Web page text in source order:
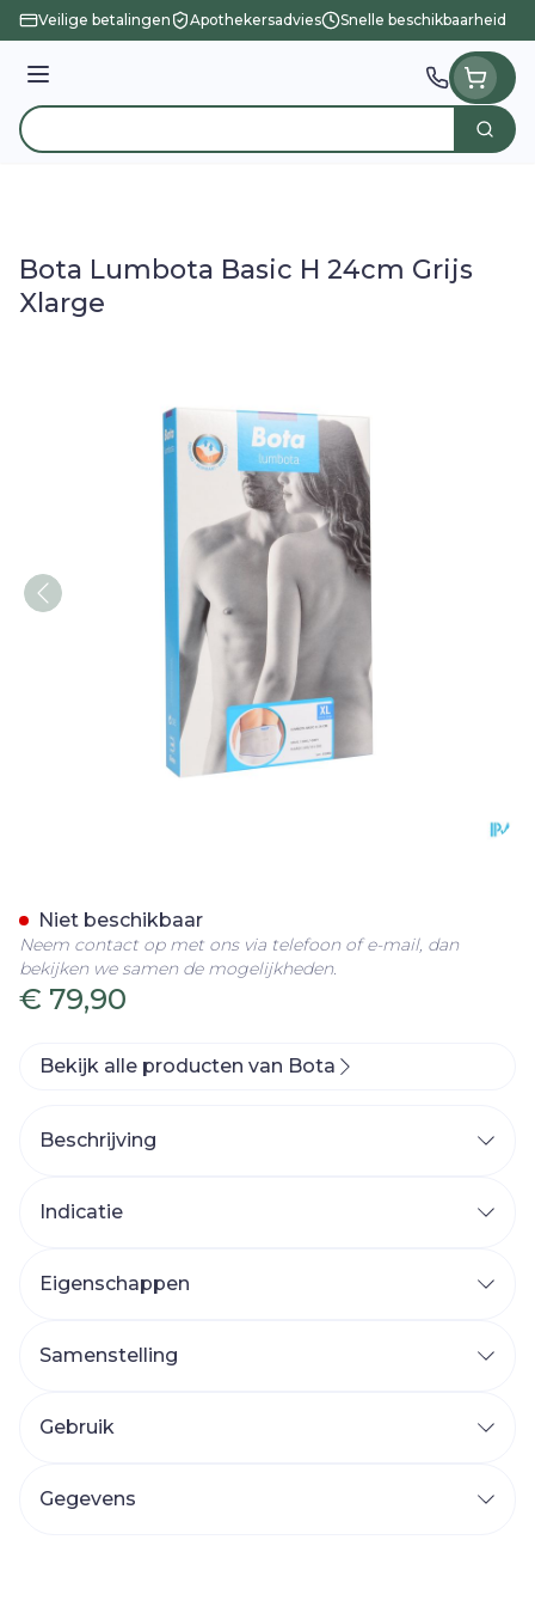
Ga naar de inhoud
Veilige betalingen Apothekersadvies Snelle beschikbaarheid
Menu
Product, merk, categorie... Zoek
Bota Lumbota Basic H 24cm Grijs
Xlarge
€ 79,90
Niet beschikbaar
Neem contact op met ons via telefoon of e-mail, dan
bekijken we samen de mogelijkheden.
Bekijk alle producten van Bota
Beschrijving
Indicatie
Eigenschappen
Samenstelling
Gebruik
Gegevens